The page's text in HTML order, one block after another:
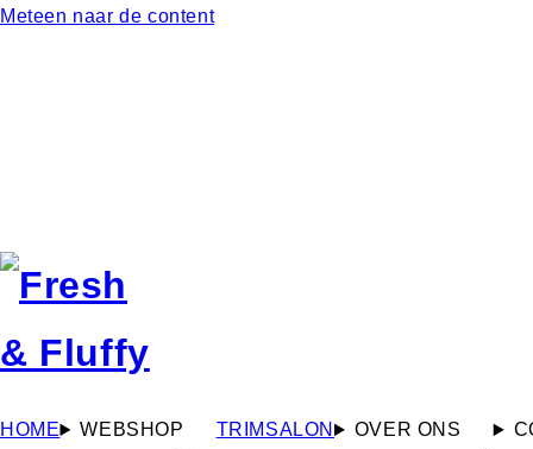
Meteen naar de content
HOME WEBSHOP TRIMSALON OVER ONS